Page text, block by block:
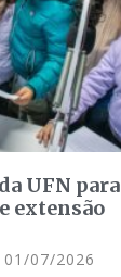
UFN para
extensão
01/07/2026